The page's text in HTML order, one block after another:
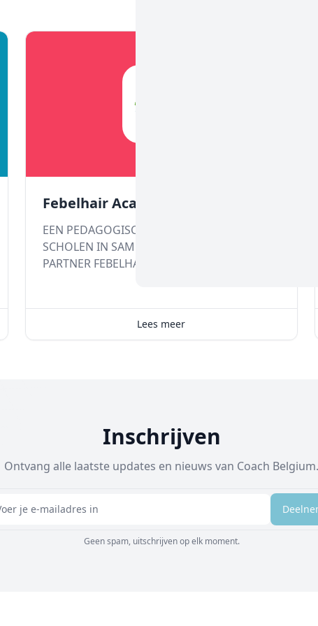
Febelhair Academy 4 Students
EEN PEDAGOGISCH PARTNERSCHAP VOOR
SCHOLEN IN SAMENWERKING MET ONZE
PARTNER FEBELHAIR en het FONDS VOOR
schoonheidsspecialisten die up-to-date
willen blijven en hun kennis willen
Lees meer
Inschrijven
Ontvang alle laatste updates en nieuws van Coach Belgium.
Geen spam, uitschrijven op elk moment.